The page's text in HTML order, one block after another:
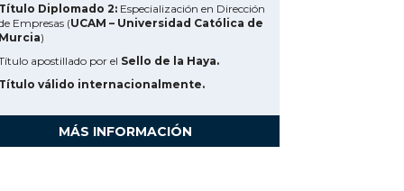
Diplomado 2: Especialización en Dirección
Empresas (UCAM – Universidad Católica de
)
apostillado por el Sello de la Haya.
válido internacionalmente.
MÁS INFORMACIÓN